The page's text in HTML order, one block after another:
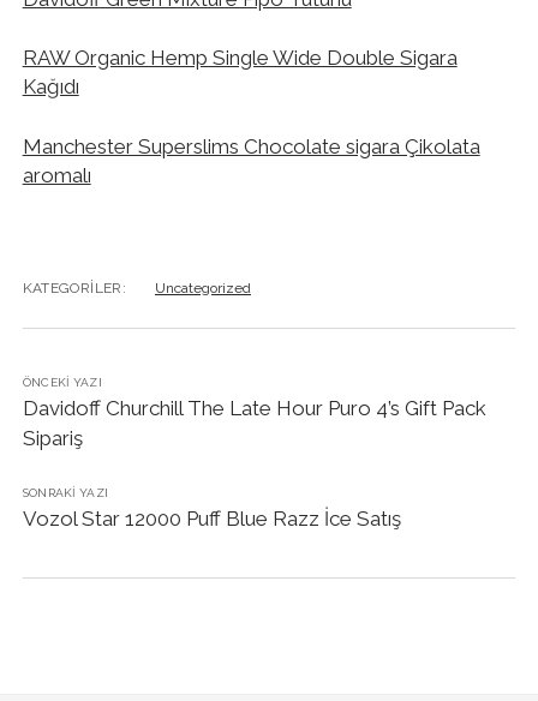
RAW Organic Hemp Single Wide Double Sigara
Kağıdı
Manchester Superslims Chocolate sigara Çikolata
aromalı
KATEGORILER: Uncategorized
ÖNCEKI YAZI
Davidoff Churchill The Late Hour Puro 4’s Gift Pack
Sipariş
SONRAKI YAZI
Vozol Star 12000 Puff Blue Razz İce Satış